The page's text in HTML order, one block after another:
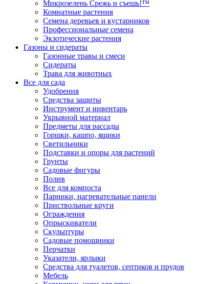
Микрозелень Срежь и съешь!™
Комнатные растения
Семена деревьев и кустарников
Профессиональные семена
Экзотические растения
Газоны и сидераты
Газонные травы и смеси
Сидераты
Трава для животных
Все для сада
Удобрения
Средства защиты
Инструмент и инвентарь
Укрывной материал
Предметы для рассады
Горшки, кашпо, ящики
Светильники
Подставки и опоры для растений
Грунты
Садовые фигуры
Полив
Все для компоста
Парники, нагревательные панели
Приствольные круги
Ограждения
Опрыскиватели
Скульптуры
Садовые помощники
Перчатки
Указатели, ярлыки
Средства для туалетов, септиков и прудов
Мебель